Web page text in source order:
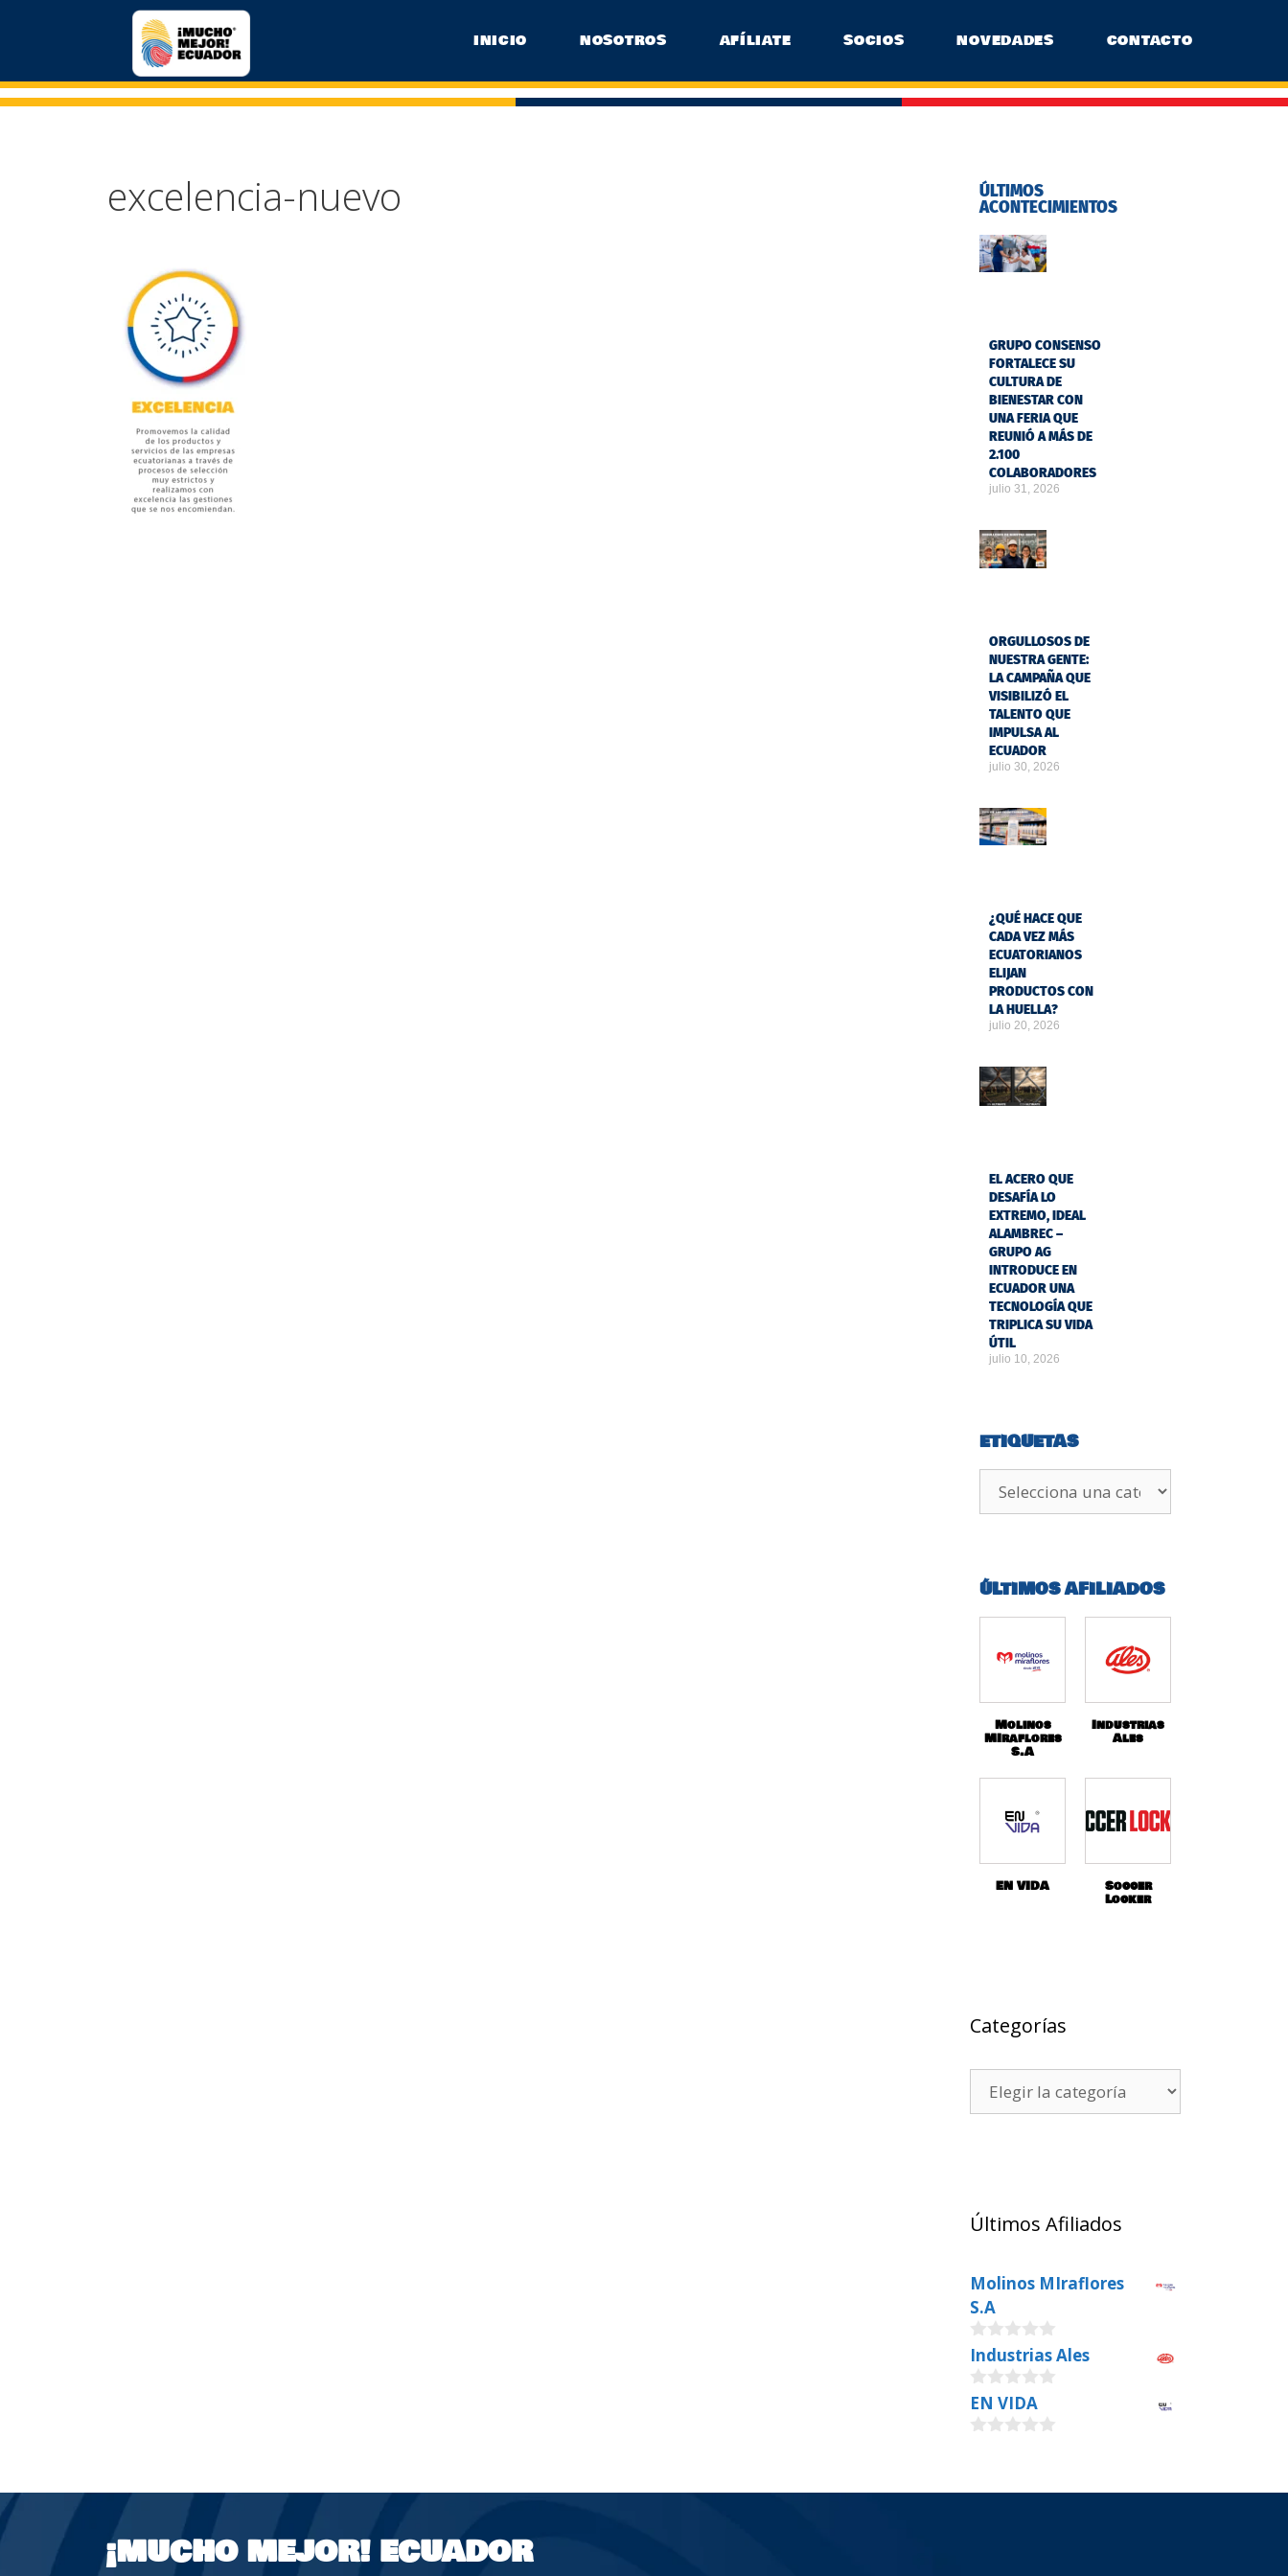
INICIO NOSOTROS AFÍLIATE SOCIOS NOVEDADES CONTACTO
excelencia-nuevo
ÚLTIMOS
ACONTECIMIENTOS
GRUPO CONSENSO
FORTALECE SU
CULTURA DE
BIENESTAR CON
UNA FERIA QUE
REUNIÓ A MÁS DE
2.100
COLABORADORES
julio 31, 2026
ORGULLOSOS DE
NUESTRA GENTE:
LA CAMPAÑA QUE
VISIBILIZÓ EL
TALENTO QUE
IMPULSA AL
ECUADOR
julio 30, 2026
¿QUÉ HACE QUE
CADA VEZ MÁS
ECUATORIANOS
ELIJAN
PRODUCTOS CON
LA HUELLA?
julio 20, 2026
EL ACERO QUE
DESAFÍA LO
EXTREMO, IDEAL
ALAMBREC –
GRUPO AG
INTRODUCE EN
ECUADOR UNA
TECNOLOGÍA QUE
TRIPLICA SU VIDA
ÚTIL
julio 10, 2026
ETIQUETAS
ÚLTIMOS AFILIADOS
Molinos
MIraflores
S.A
Industrias
Ales
EN VIDA Soccer
Locker
Categorías
Últimos Afiliados
Molinos MIraflores
S.A
0
o
u
t
o
f
Industrias Ales
0
o
u
5
EN VIDA
t
¡MUCHO MEJOR! ECUADOR